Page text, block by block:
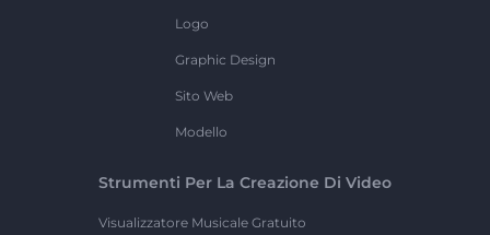
Logo
Graphic Design
Sito Web
Modello
Strumenti Per La Creazione Di Video
Visualizzatore Musicale Gratuito